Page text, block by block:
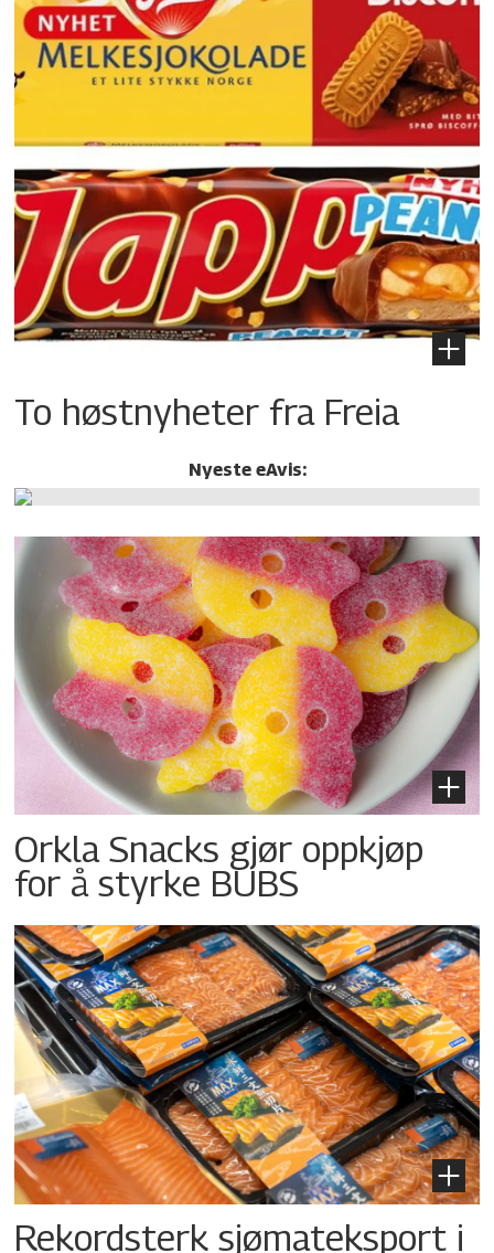
To høstnyheter fra Freia
Nyeste eAvis:
Orkla Snacks gjør oppkjøp
for å styrke BUBS
Rekordsterk sjømateksport i